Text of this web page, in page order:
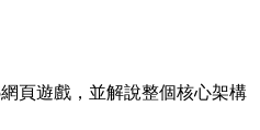
頁遊戲，並解說整個核心架構